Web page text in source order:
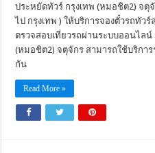
ประหยัดทัวร์ กรุงเทพ (หมอชิต2) จตุ
ไป กรุงเทพ ) ให้บริการจองตั๋วรถทัว
ตรวจสอบเที่ยวรถผ่านระบบออนไลน์
(หมอชิต2) จตุจักร สามารถใช้บริกา
กัน
Read More »